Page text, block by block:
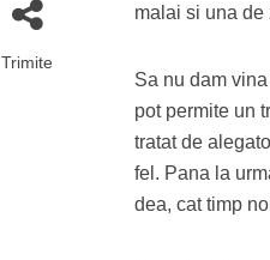
Trimite
malai si una
Sa nu dam
pot permite un
tratat de
fel. Pana la
dea, cat timp